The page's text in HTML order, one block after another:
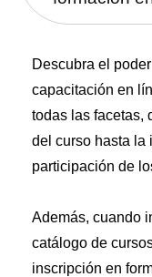
Descubra el
capacitación en
todas las facetas,
del curso hasta la
participación de
Además, cuando
catálogo de
inscripción en